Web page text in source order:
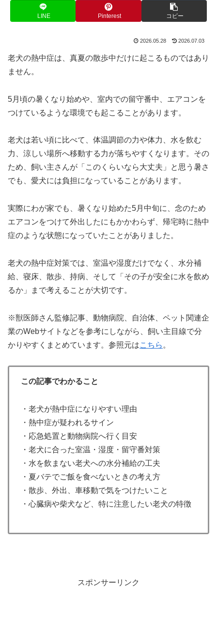
LINE Pinterest コピー
2026.05.28 2026.07.03
老犬の熱中症は、真夏の散歩中だけに起こるものではあり
ません。
5月頃の暑くなり始めや、室内での留守番中、エアコンを
つけているような環境でも起こることがあります。
老犬は若い頃に比べて、体温調節の力や体力、水を飲む
力、涼しい場所へ移動する力が落ちやすくなります。その
ため、飼い主さんが「このくらいなら大丈夫」と思う暑さ
でも、愛犬には負担になっていることがあります。
実際にわが家でも、暑くなり始めた5月中旬に、念のため
エアコンをつけて外出したにもかかわらず、帰宅時に熱中
症のような状態になっていたことがありました。
老犬の熱中症対策では、室温や湿度だけでなく、水分補
給、寝床、散歩、持病、そして「その子が安全に水を飲め
るか」まで考えることが大切です。
※獣医師さん監修記事、動物病院、自治体、ペット関連企
業のWebサイトなどを参考にしながら、飼い主目線で分
かりやすくまとめています。参照元はこちら 。
この記事でわかること
・老犬が熱中症になりやすい理由
・熱中症が疑われるサイン
・応急処置と動物病院へ行く目安
・老犬に合った室温・湿度・留守番対策
・水を飲まない老犬への水分補給の工夫
・夏バテでご飯を食べないときの考え方
・散歩、外出、車移動で気をつけたいこと
・心臓病や柴犬など、特に注意したい老犬の特徴
スポンサーリンク